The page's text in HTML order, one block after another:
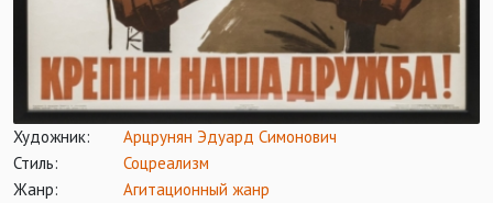
Художник:
Арцрунян Эдуард Симонович
Стиль:
Соцреализм
Жанр:
Агитационный жанр